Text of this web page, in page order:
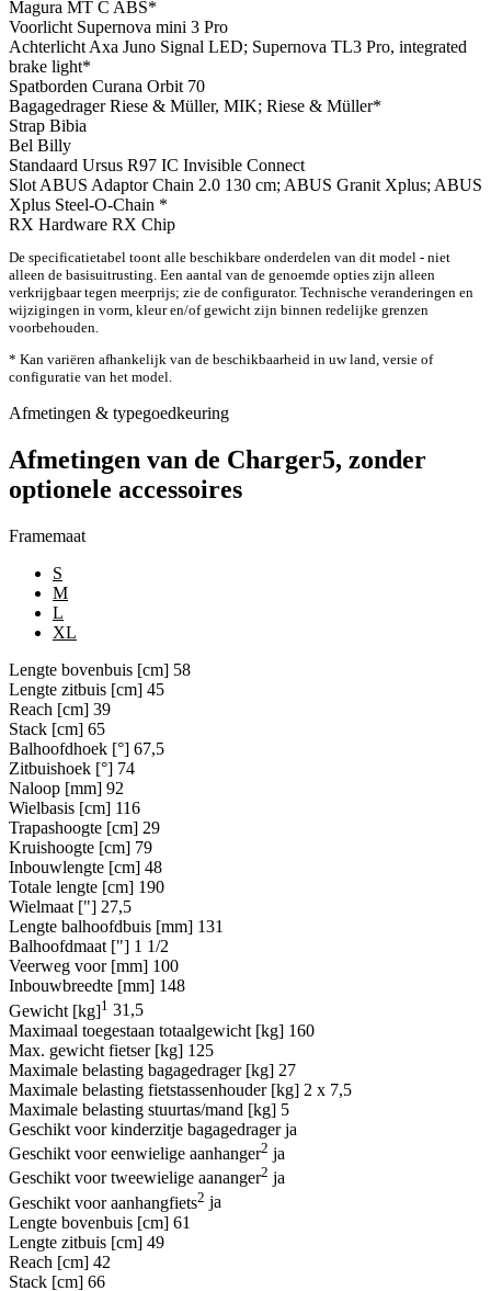
Magura MT C ABS*
Voorlicht Supernova mini 3 Pro
Achterlicht Axa Juno Signal LED; Supernova TL3 Pro, integrated
brake light*
Spatborden Curana Orbit 70
BagagedragerRiese & Müller, MIK; Riese & Müller*
Strap Bibia
Bel Billy
Standaard Ursus R97 IC Invisible Connect
Slot ABUS Adaptor Chain 2.0 130 cm; ABUS Granit Xplus; ABUS
Xplus Steel-O-Chain *
RX Hardware RX Chip
De specificatietabel toont alle beschikbare onderdelen van dit model - niet
alleen de basisuitrusting. Een aantal van de genoemde opties zijn alleen
verkrijgbaar tegen meerprijs; zie de configurator. Technische veranderingen en
wijzigingen in vorm, kleur en/of gewicht zijn binnen redelijke grenzen
voorbehouden.
* Kan variëren afhankelijk van de beschikbaarheid in uw land, versie of
configuratie van het model.
Afmetingen & typegoedkeuring
Afmetingen van de Charger5, zonder
optionele accessoires
Framemaat
S
M
L
XL
Lengte bovenbuis [cm] 58
Lengte zitbuis [cm] 45
Reach [cm] 39
Stack [cm] 65
Balhoofdhoek [°] 67,5
Zitbuishoek [°] 74
Naloop [mm] 92
Wielbasis [cm] 116
Trapashoogte [cm] 29
Kruishoogte [cm] 79
Inbouwlengte [cm] 48
Totale lengte [cm] 190
Wielmaat ["] 27,5
Lengte balhoofdbuis [mm] 131
Balhoofdmaat ["] 1 1/2
Veerweg voor [mm] 100
Inbouwbreedte [mm] 148
Gewicht [kg]1 31,5
Maximaal toegestaan totaalgewicht [kg] 160
Max. gewicht fietser [kg] 125
Maximale belasting bagagedrager [kg] 27
Maximale belasting fietstassenhouder [kg] 2 x 7,5
Maximale belasting stuurtas/mand [kg] 5
Geschikt voor kinderzitje bagagedrager ja
Geschikt voor eenwielige aanhanger2 ja
Geschikt voor tweewielige aananger2 ja
Geschikt voor aanhangfiets2 ja
Lengte bovenbuis [cm] 61
Lengte zitbuis [cm] 49
Reach [cm] 42
Stack [cm] 66